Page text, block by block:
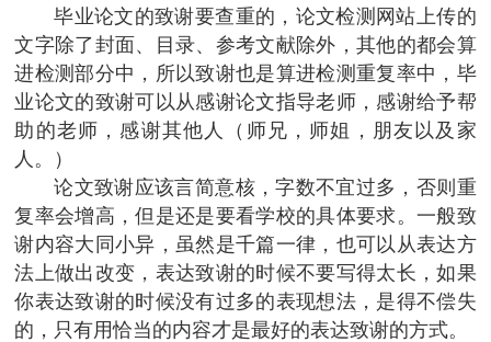
毕业论文的致谢要查重的，论文检测网站上传的
文字除了封面、目录、参考文献除外，其他的都会算
进检测部分中，所以致谢也是算进检测重复率中，毕
业论文的致谢可以从感谢论文指导老师，感谢给予帮
助的老师，感谢其他人（师兄，师姐，朋友以及家
人。）
论文致谢应该言简意核，字数不宜过多，否则重
复率会增高，但是还是要看学校的具体要求。一般致
谢内容大同小异，虽然是千篇一律，也可以从表达方
法上做出改变，表达致谢的时候不要写得太长，如果
你表达致谢的时候没有过多的表现想法，是得不偿失
的，只有用恰当的内容才是最好的表达致谢的方式。